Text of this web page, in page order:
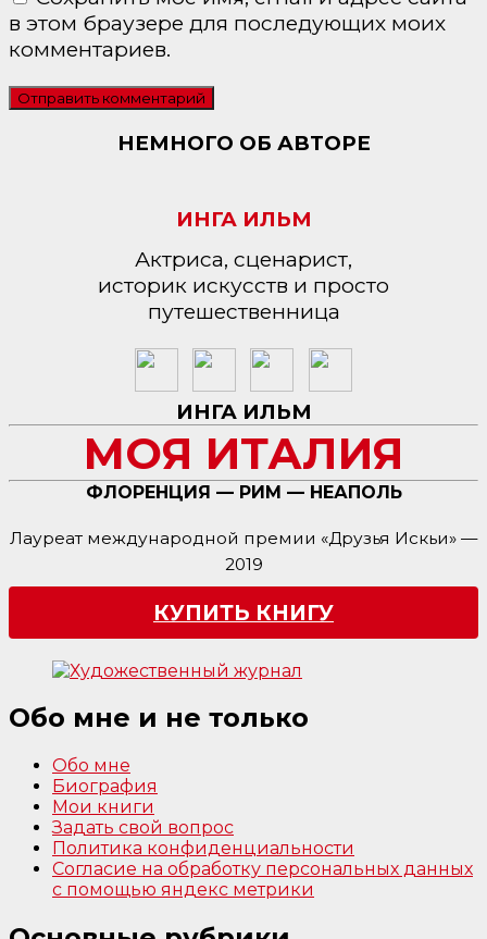
в этом браузере для последующих моих
комментариев.
НЕМНОГО ОБ АВТОРЕ
ИНГА ИЛЬМ
Актриса, сценарист,
историк искусств и просто
путешественница
ИНГА ИЛЬМ
МОЯ ИТАЛИЯ
ФЛОРЕНЦИЯ — РИМ — НЕАПОЛЬ
Лауреат международной премии «Друзья Искьи» —
2019
КУПИТЬ КНИГУ
Обо мне и не только
Обо мне
Биография
Мои книги
Задать свой вопрос
Политика конфиденциальности
Согласие на обработку персональных данных
с помощью яндекс метрики